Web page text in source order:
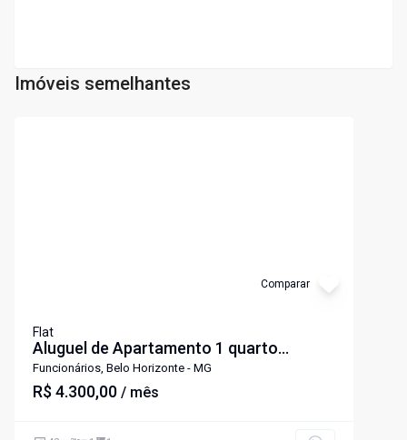
Imóveis semelhantes
Comparar
Flat
Aluguel de Apartamento 1 quarto
MOBILIADO na Savassi, BH, MG.
Funcionários, Belo Horizonte - MG
R$ 4.300,00 / mês